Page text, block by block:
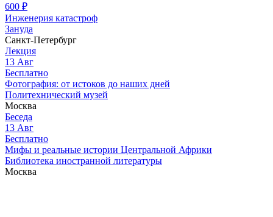
600 ₽
Инженерия катастроф
Зануда
Санкт-Петербург
Лекция
13 Авг
Бесплатно
Фотография: от истоков до наших дней
Политехнический музей
Москва
Беседа
13 Авг
Бесплатно
Мифы и реальные истории Центральной Африки
Библиотека иностранной литературы
Москва